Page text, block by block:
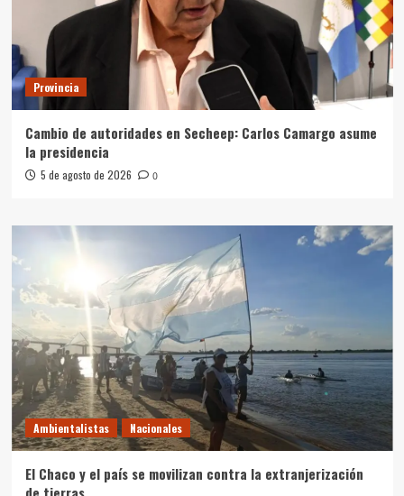
Provincia
Cambio de autoridades en Secheep: Carlos Camargo asume
la presidencia
5 de agosto de 2026 0
Ambientalistas Nacionales
El Chaco y el país se movilizan contra la extranjerización
de tierras